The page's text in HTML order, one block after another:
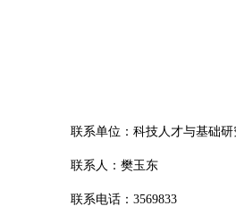
联系单位：科技人才与基础研
联系人：樊玉东
联系电话：3569833